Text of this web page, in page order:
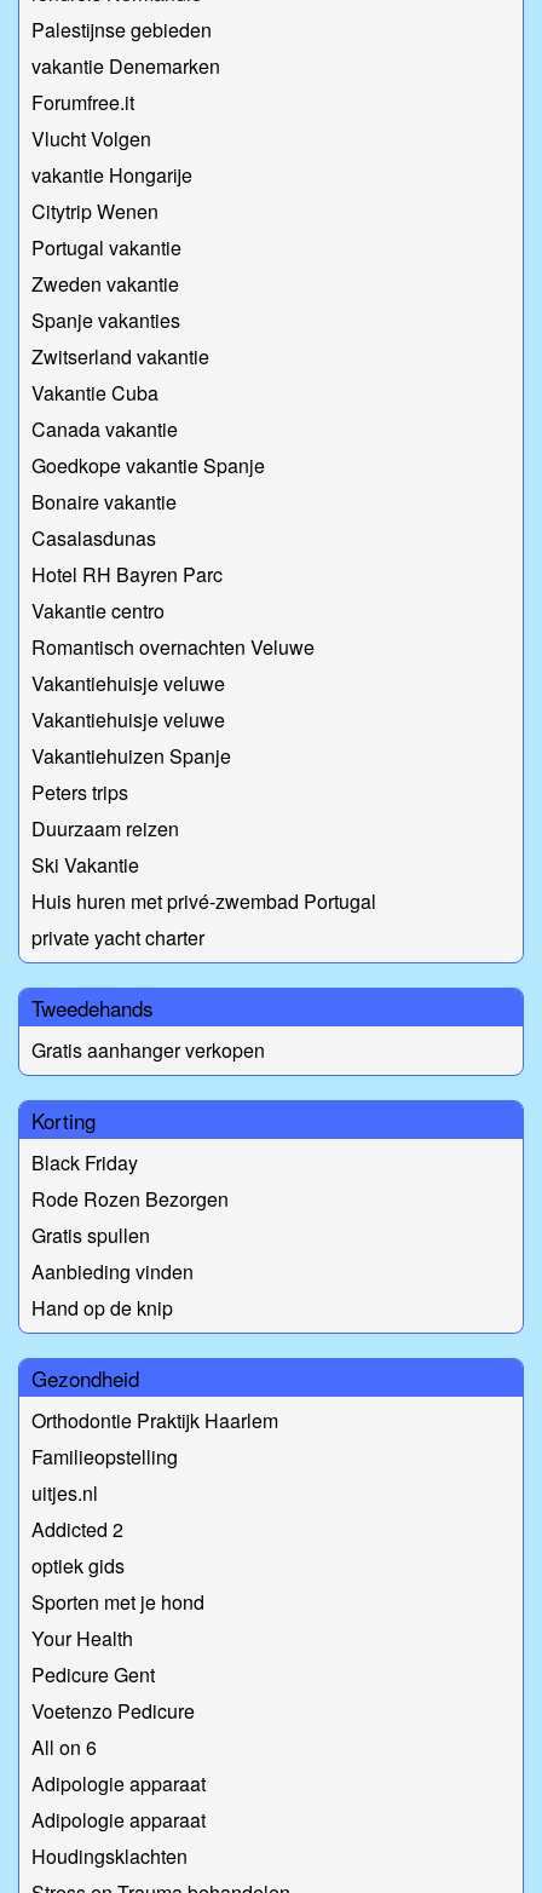
Palestijnse gebieden
vakantie Denemarken
Forumfree.it
Vlucht Volgen
vakantie Hongarije
Citytrip Wenen
Portugal vakantie
Zweden vakantie
Spanje vakanties
Zwitserland vakantie
Vakantie Cuba
Canada vakantie
Goedkope vakantie Spanje
Bonaire vakantie
Casalasdunas
Hotel RH Bayren Parc
Vakantie centro
Romantisch overnachten Veluwe
Vakantiehuisje veluwe
Vakantiehuisje veluwe
Vakantiehuizen Spanje
Peters trips
Duurzaam reizen
Ski Vakantie
Huis huren met privé-zwembad Portugal
private yacht charter
Tweedehands
Gratis aanhanger verkopen
Korting
Black Friday
Rode Rozen Bezorgen
Gratis spullen
Aanbieding vinden
Hand op de knip
Gezondheid
Orthodontie Praktijk Haarlem
Familieopstelling
uitjes.nl
Addicted 2
optiek gids
Sporten met je hond
Your Health
Pedicure Gent
Voetenzo Pedicure
All on 6
Adipologie apparaat
Adipologie apparaat
Houdingsklachten